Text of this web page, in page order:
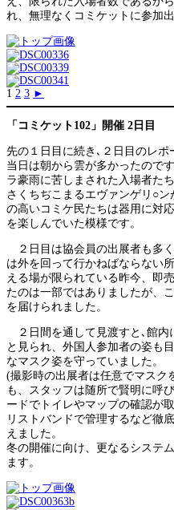
れ、無理なくコミケットに参加
1 2 3 ►
「コミケット102」開催 2日目
先の１日目に続き､２日目のレ
当日は朝から雲が多かったので
ラ豪雨に苦しまされた入場者た
さくちぢこまるエヴァンゲリ○
の高いコミケ民たちは器用に対
を楽しんでいた模様です。
２日目は協会員の出展者も多
は外を回って行かねばならない
える場が限られている昨今、即
たのは一部ではありましたが、
を届けられました。
２日間を通して見渡すと､館内
と見られ、外国人参加者の姿も
なマスク姿を守っていました。
(撮影時の出展者は任意でマスク
も、スタッフは随所で賢明に呼
ードでトイレやマップの確認が
リストバンドで管理するなど徹
えました。
冬の開催に向け、更なるシステ
ます。